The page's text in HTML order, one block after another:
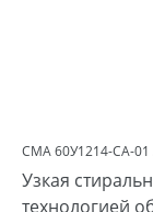
СМА 60У1214-СА-01
Узкая
технологией